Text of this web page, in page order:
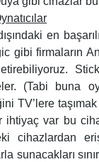
en
gibi firmaların
(Tabi buna
TV’lere
ihtiyaç var bu
cihazlardan
sunacakları